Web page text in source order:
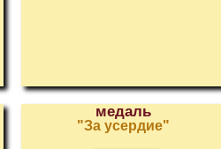
медаль
"За усердие"